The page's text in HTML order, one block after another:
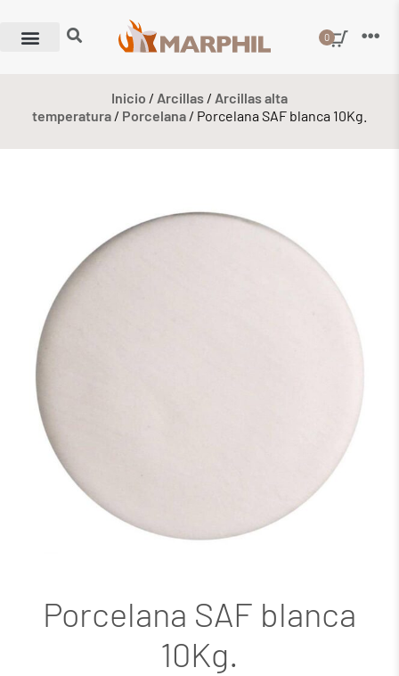
0
Inicio / Arcillas / Arcillas alta
temperatura / Porcelana / Porcelana SAF blanca 10Kg.
Porcelana SAF blanca
10Kg.